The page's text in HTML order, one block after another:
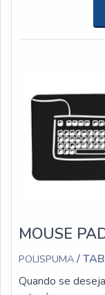
personalizado
acha a
MOUSE
POLISPUMA /
Quando se